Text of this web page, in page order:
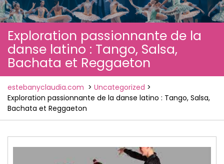
Exploration passionnante de la
danse latino : Tango, Salsa,
Bachata et Reggaeton
estebanyclaudia.com > Uncategorized >
Exploration passionnante de la danse latino : Tango, Salsa,
Bachata et Reggaeton